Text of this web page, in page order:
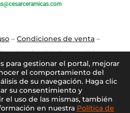
– Condiciones de venta–
de privacidad –Política
de cookies
–Conócenos –Mi Cuenta
para gestionar el portal, mejorar
el comportamiento del
de su navegación. Haga clic
su consentimiento y
uso de las mismas, también
en nuestra Política de